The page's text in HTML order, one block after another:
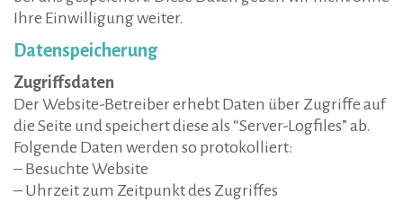
Ihre Einwilligung weiter.
Datenspeicherung
Zugriffsdaten
Der Website-Betreiber erhebt Daten über Zugriffe auf
die Seite und speichert diese als “Server-Logfiles” ab.
Folgende Daten werden so protokolliert:
– Besuchte Website
– Uhrzeit zum Zeitpunkt des Zugriffes